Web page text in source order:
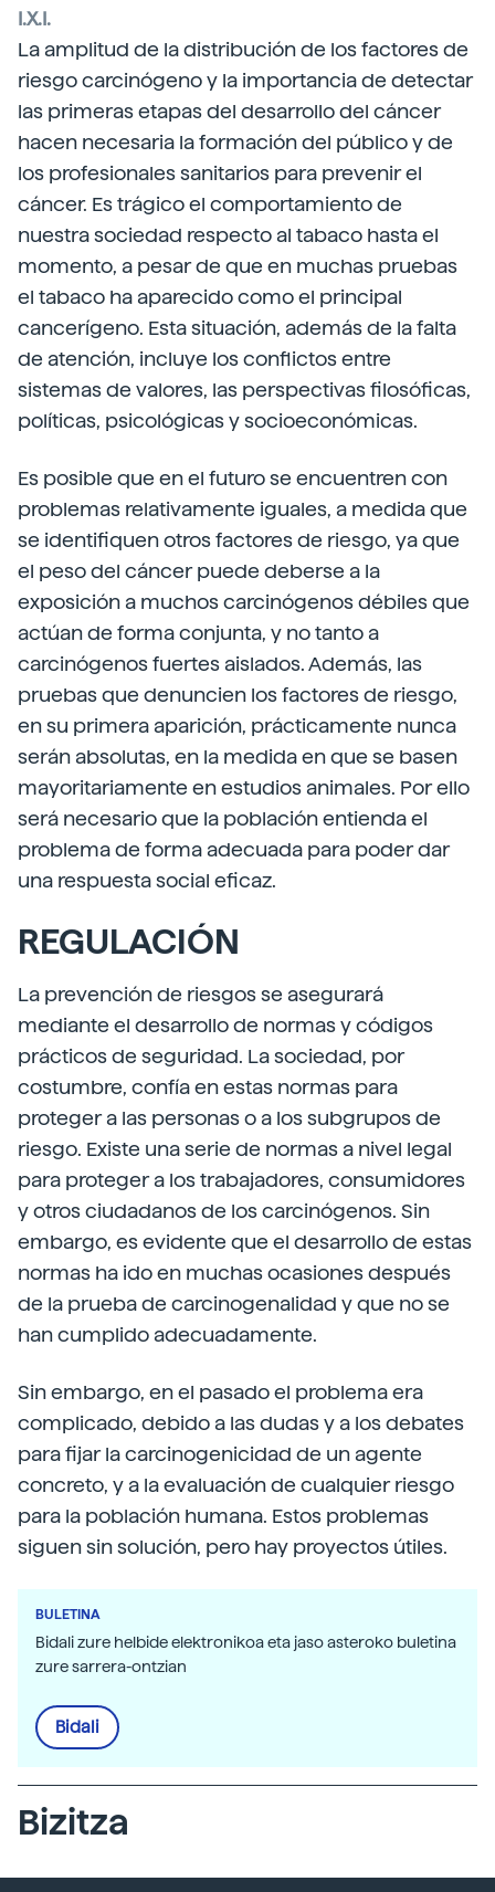
I.X.I.
La amplitud de la distribución de los factores de
riesgo carcinógeno y la importancia de detectar
las primeras etapas del desarrollo del cáncer
hacen necesaria la formación del público y de
los profesionales sanitarios para prevenir el
cáncer. Es trágico el comportamiento de
nuestra sociedad respecto al tabaco hasta el
momento, a pesar de que en muchas pruebas
el tabaco ha aparecido como el principal
cancerígeno. Esta situación, además de la falta
de atención, incluye los conflictos entre
sistemas de valores, las perspectivas filosóficas,
políticas, psicológicas y socioeconómicas.
Es posible que en el futuro se encuentren con
problemas relativamente iguales, a medida que
se identifiquen otros factores de riesgo, ya que
el peso del cáncer puede deberse a la
exposición a muchos carcinógenos débiles que
actúan de forma conjunta, y no tanto a
carcinógenos fuertes aislados. Además, las
pruebas que denuncien los factores de riesgo,
en su primera aparición, prácticamente nunca
serán absolutas, en la medida en que se basen
mayoritariamente en estudios animales. Por ello
será necesario que la población entienda el
problema de forma adecuada para poder dar
una respuesta social eficaz.
REGULACIÓN
La prevención de riesgos se asegurará
mediante el desarrollo de normas y códigos
prácticos de seguridad. La sociedad, por
costumbre, confía en estas normas para
proteger a las personas o a los subgrupos de
riesgo. Existe una serie de normas a nivel legal
para proteger a los trabajadores, consumidores
y otros ciudadanos de los carcinógenos. Sin
embargo, es evidente que el desarrollo de estas
normas ha ido en muchas ocasiones después
de la prueba de carcinogenalidad y que no se
han cumplido adecuadamente.
Sin embargo, en el pasado el problema era
complicado, debido a las dudas y a los debates
para fijar la carcinogenicidad de un agente
concreto, y a la evaluación de cualquier riesgo
para la población humana. Estos problemas
siguen sin solución, pero hay proyectos útiles.
BULETINA
Bidali zure helbide elektronikoa eta jaso asteroko buletina
zure sarrera-ontzian
Bidali
Bizitza